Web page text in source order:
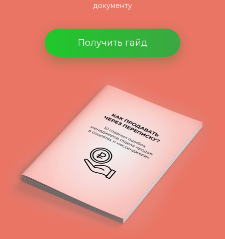
документу
Получить гайд